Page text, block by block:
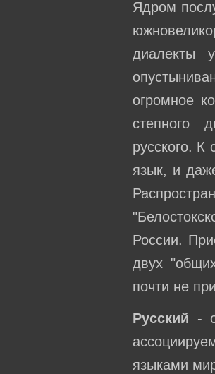
Ядром
диалекты
огромное
степного
русского. К
язык, и
России.
двух
почти не
Русский -
языками